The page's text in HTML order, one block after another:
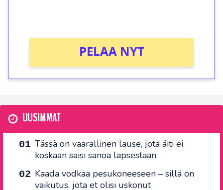
PELAA NYT
UUSIMMAT
Tässä on vaarallinen lause, jota äiti ei
koskaan saisi sanoa lapsestaan
Kaada vodkaa pesukoneeseen – sillä on
vaikutus, jota et olisi uskonut